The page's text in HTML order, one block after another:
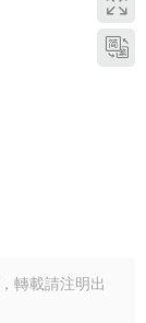
，轉載請注明出